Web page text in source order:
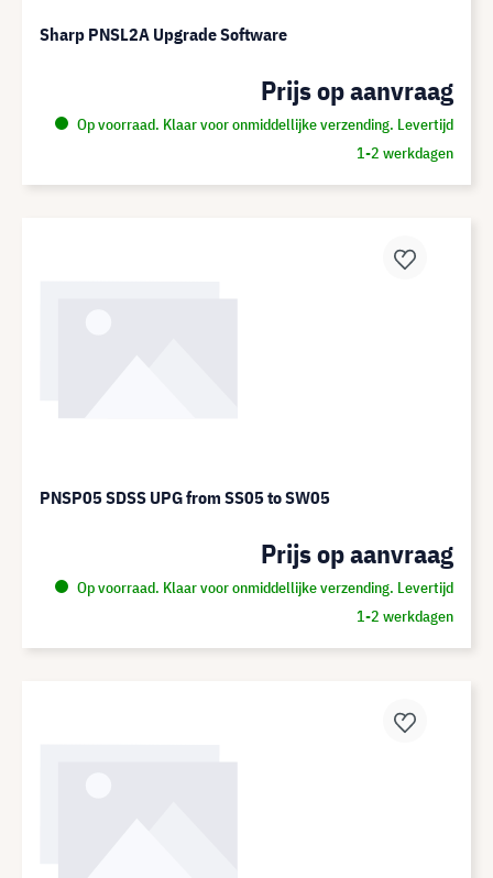
Sharp PNSL2A Upgrade Software
Prijs op aanvraag
Op voorraad. Klaar voor onmiddellijke verzending. Levertijd
1-2 werkdagen
PNSP05 SDSS UPG from SS05 to SW05
Prijs op aanvraag
Op voorraad. Klaar voor onmiddellijke verzending. Levertijd
1-2 werkdagen